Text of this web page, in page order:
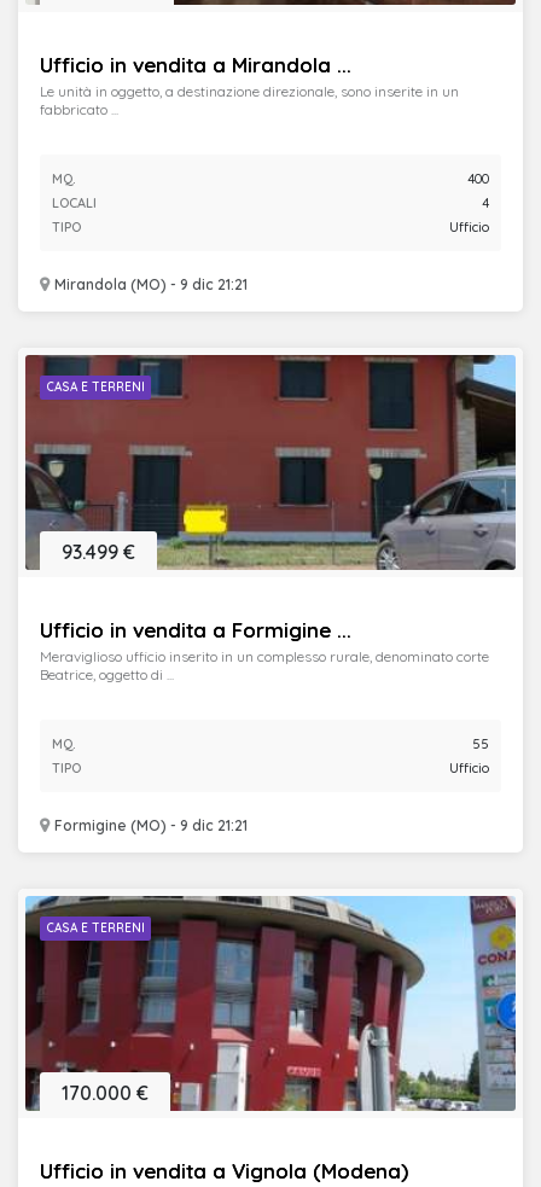
Ufficio in vendita a Mirandola ...
Mirandola (MO) - 9 dic 21:21
Le unità in oggetto, a destinazione direzionale, sono inserite in un
fabbricato ...
MQ.
400
LOCALI
4
TIPO
Ufficio
CASA E TERRENI
Ufficio in vendita a Formigine ...
Formigine (MO) - 9 dic 21:21
93.499 €
Meraviglioso ufficio inserito in un complesso rurale, denominato corte
Beatrice, oggetto di ...
MQ.
55
TIPO
Ufficio
CASA E TERRENI
Ufficio in vendita a Vignola (Modena)
170.000 €